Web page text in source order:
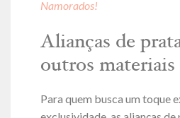
Namorados!
Alianças de
outros materiais
Para quem busca um toque